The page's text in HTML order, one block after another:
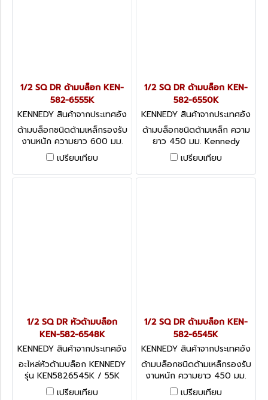
1/2 SQ DR ด้ามบล็อก KEN-
582-6555K
KENNEDY สินค้าจากประเทศอัง
กฤษ-1
ด้ามบล็อกชนิดด้ามเหล็กรองรับ
งานหนัก ความยาว 600 มม.
Swivel Handles, 1/2 - Heavy
Duty
เปรียบเทียบ
1/2 SQ DR ด้ามบล็อก KEN-
582-6550K
KENNEDY สินค้าจากประเทศอัง
กฤษ-1
ด้ามบล็อกชนิดด้ามเหล็ก ความ
ยาว 450 มม. Kennedy
Swivel Handles, 1/2
เปรียบเทียบ
1/2 SQ DR หัวด้ามบล็อก
KEN-582-6548K
KENNEDY สินค้าจากประเทศอัง
กฤษ-1
อะไหล่หัวด้ามบล็อก KENNEDY
รุ่น KEN5826545K / 55K
Swivel Handles, 1/2 - Heavy
เปรียบเทียบ
1/2 SQ DR ด้ามบล็อก KEN-
582-6545K
KENNEDY สินค้าจากประเทศอัง
กฤษ-1
ด้ามบล็อกชนิดด้ามเหล็กรองรับ
งานหนัก ความยาว 450 มม.
Swivel Handles, 1/2 - Heavy
เปรียบเทียบ